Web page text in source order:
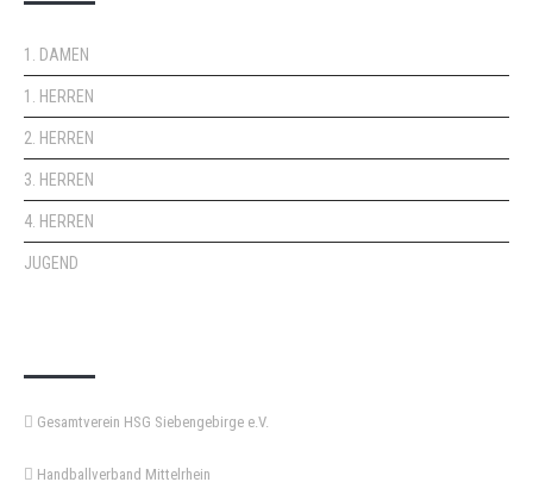
1. DAMEN
1. HERREN
2. HERREN
3. HERREN
4. HERREN
JUGEND
Gesamtverein HSG Siebengebirge e.V.
Handballverband Mittelrhein